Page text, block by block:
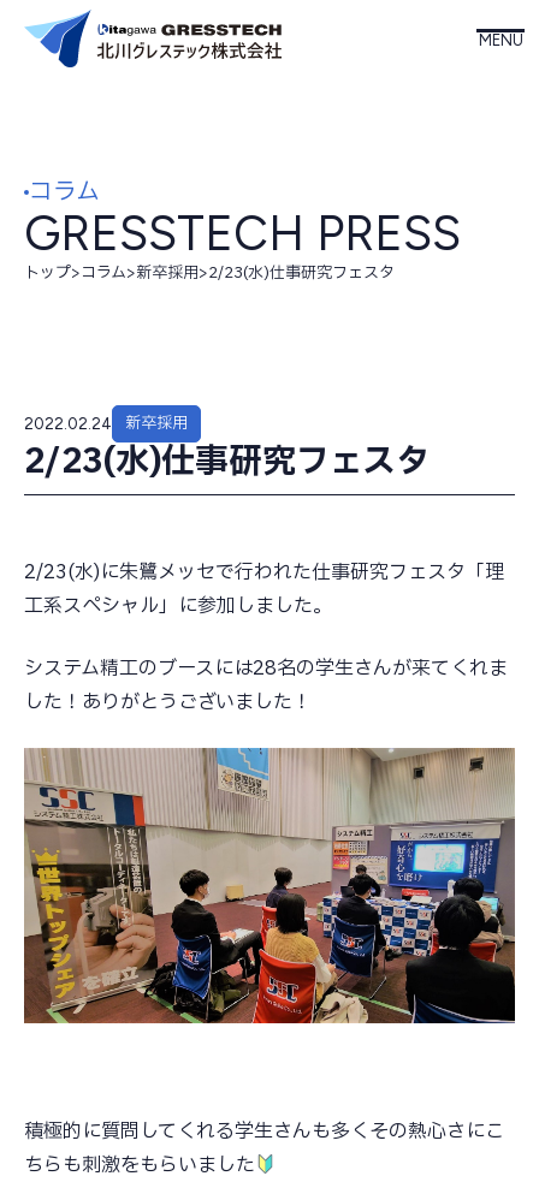
北川グレステックについて
事業内容
会社案内
コラム
採用情報
お問い合わせ
プライバシーポリシー
キタガワグループ調達基本方針
コラム
GRESSTECH PRESS
トップ>コラム>新卒採用>2/23(水)仕事研究フェスタ
2022.02.24 新卒採用
2/23(水)仕事研究フェスタ
2/23(水)に朱鷺メッセで行われた仕事研究フェスタ「理
工系スペシャル」に参加しました。
システム精工のブースには28名の学生さんが来てくれま
した！ありがとうございました！
積極的に質問してくれる学生さんも多くその熱心さにこ
ちらも刺激をもらいました